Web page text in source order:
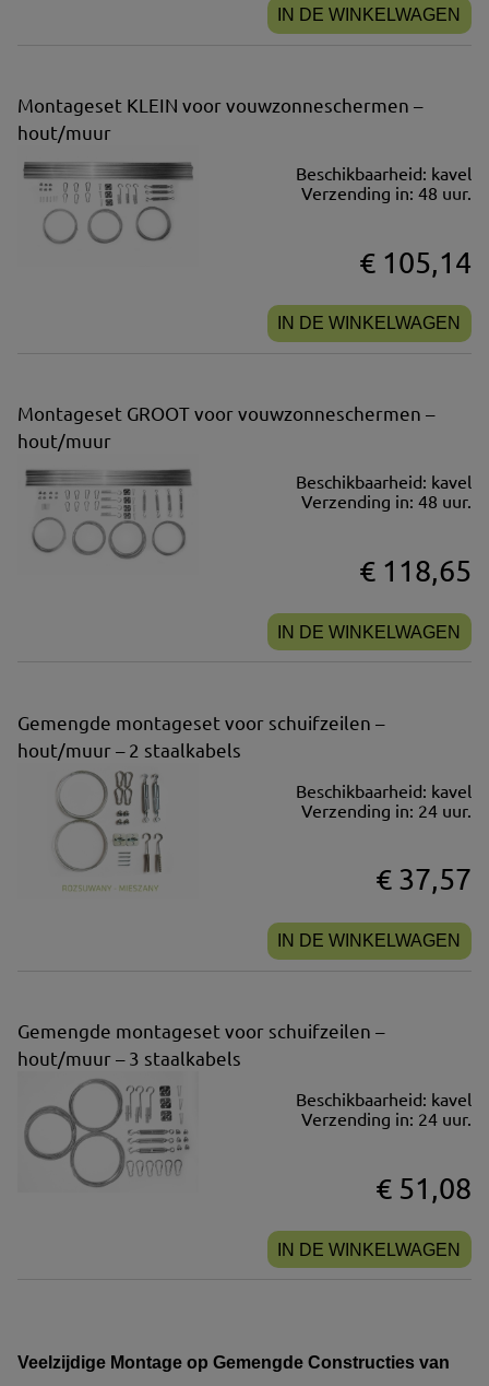
IN DE WINKELWAGEN
Montageset KLEIN voor vouwzonneschermen –
hout/muur
Beschikbaarheid: kavel
Verzending in: 48 uur.
€ 105,14
IN DE WINKELWAGEN
Montageset GROOT voor vouwzonneschermen –
hout/muur
Beschikbaarheid: kavel
Verzending in: 48 uur.
€ 118,65
IN DE WINKELWAGEN
Gemengde montageset voor schuifzeilen –
hout/muur – 2 staalkabels
Beschikbaarheid: kavel
Verzending in: 24 uur.
€ 37,57
IN DE WINKELWAGEN
Gemengde montageset voor schuifzeilen –
hout/muur – 3 staalkabels
Beschikbaarheid: kavel
Verzending in: 24 uur.
€ 51,08
IN DE WINKELWAGEN
Veelzijdige Montage op Gemengde Constructies van